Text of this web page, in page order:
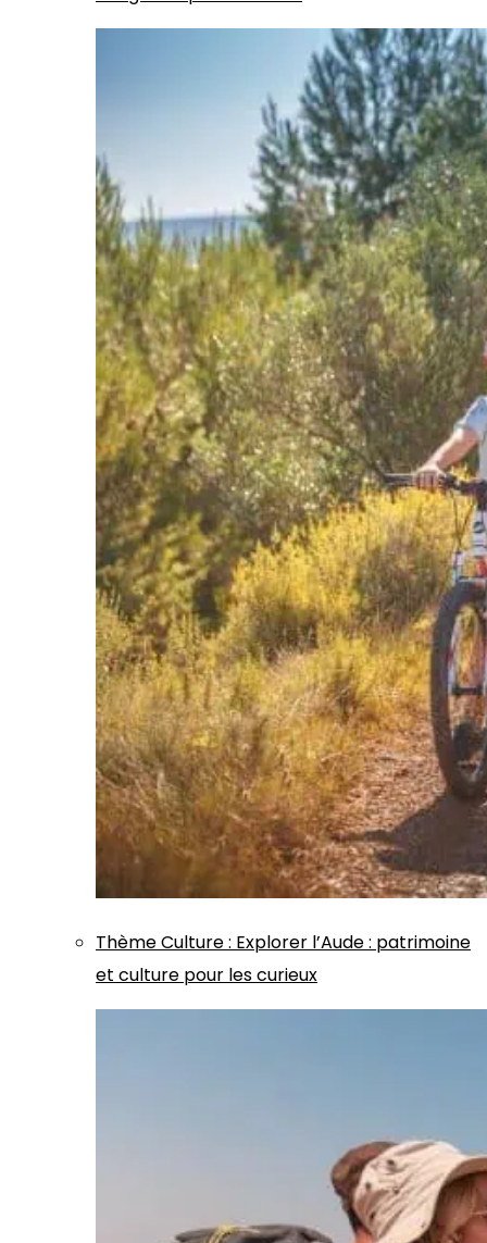
ThèmeCulture: Explorer l’Aude : patrimoine
et culture pour les curieux